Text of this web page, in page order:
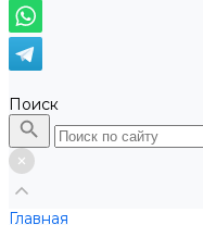
Поиск
Главная